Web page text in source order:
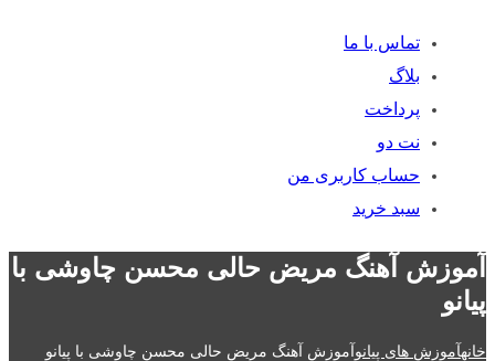
تماس با ما
بلاگ
پرداخت
نت دو
حساب کاربری من
سبد خرید
آموزش آهنگ مریض حالی محسن چاوشی با
پیانو
خانهآموزش های پیانوآموزش آهنگ مریض حالی محسن چاوشی با پیانو